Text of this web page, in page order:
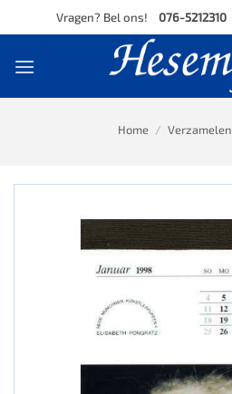
to
Vragen? Bel ons! 076-5212310
Home / Verzamelen